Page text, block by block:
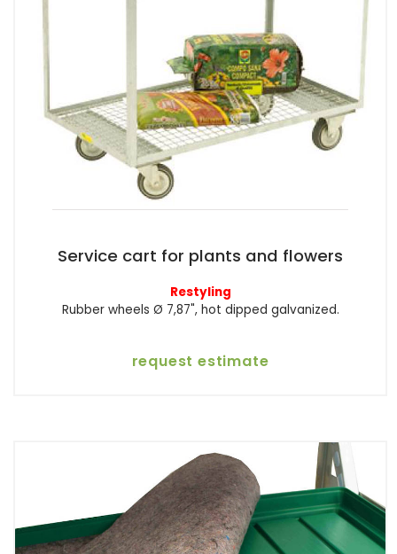
Service cart for plants and flowers
Restyling
Rubber wheels Ø 7,87", hot dipped galvanized.
request estimate